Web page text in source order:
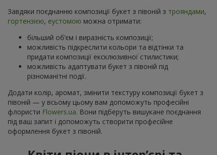
Завдяки поєднанню композиції букет з півоній з трояндами,
гортензією, еустомою можна отримати:
більший об’єм і виразність композиції;
можливість підкреслити кольори та відтінки та
придати композиції ексклюзивної стилистики;
можливість адаптувати букет з півоній під
різноманітні події.
Додати колір, аромат, змінити текстуру композиції букет з
півоній — у всьому цьому вам допоможуть професійні
флористи Flowers.ua. Вони підберуть вишукане поєднання
під ваш запит і допоможуть створити професійне
оформлення букет з півоній.